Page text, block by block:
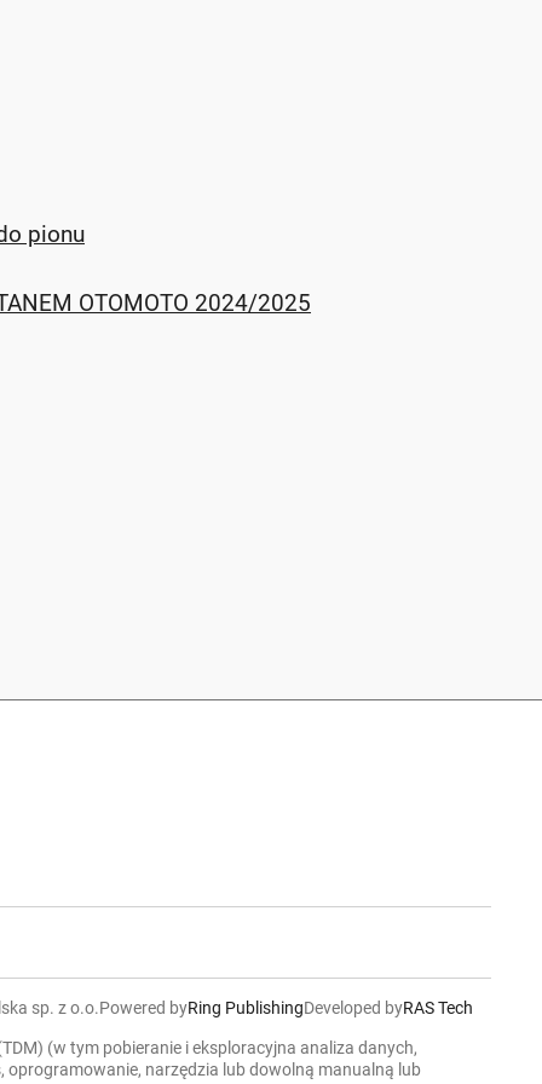
pionu
OTOMOTO 2024/2025
sp. z o.o.Powered byRing PublishingDeveloped byRAS Tech
(w tym pobieranie i eksploracyjna analiza danych,
narzędzia lub dowolną manualną lub